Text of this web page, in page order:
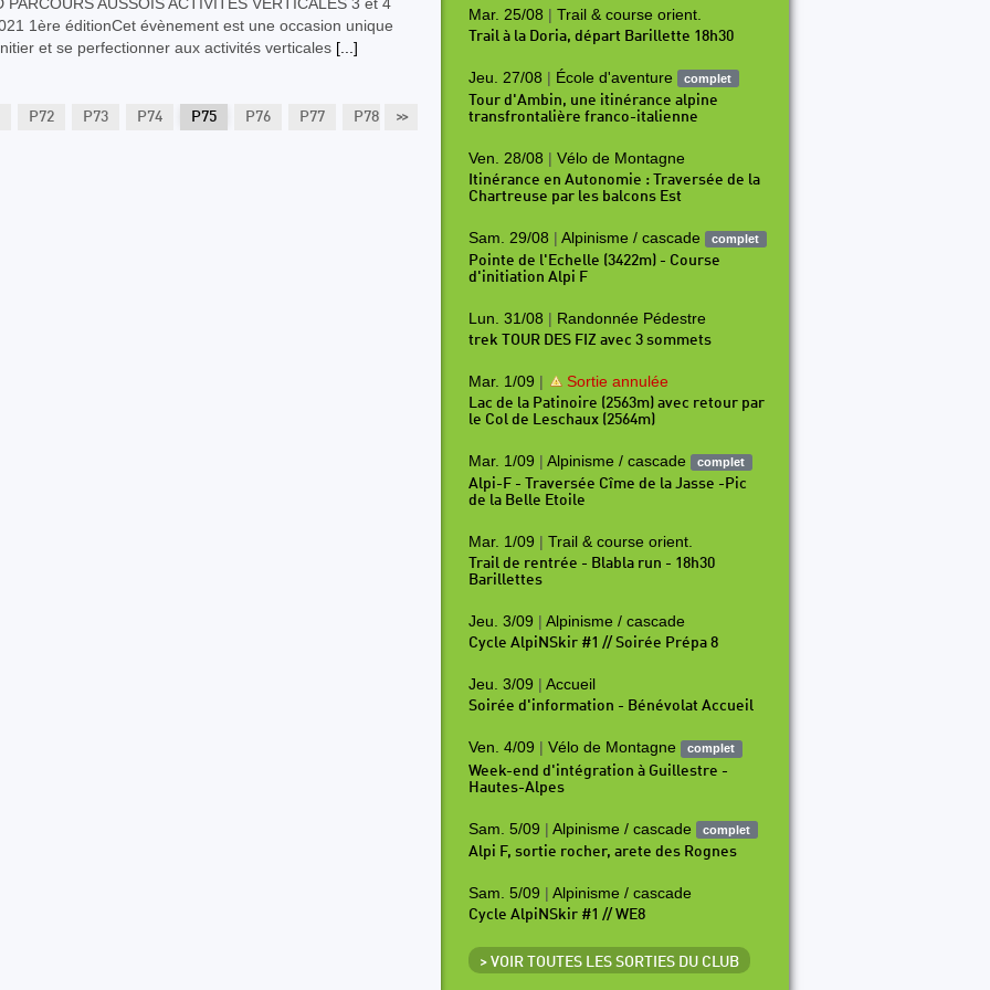
1ère éditionCet évènement est une occasion unique
et se perfectionner aux activités verticales [...]
>>
P72 P73 P74 P75 P76 P77 P78 P79 P80 P81 P82 P83 P84
Mar. 25/08 | Trail & course orient.
Trail à la Doria, départ Barillette 18h30
Jeu. 27/08 | École d'aventure complet
Tour d'Ambin, une itinérance alpine
transfrontalière franco-italienne
Ven. 28/08 | Vélo de Montagne
Itinérance en Autonomie : Traversée de la
Chartreuse par les balcons Est
Sam. 29/08 | Alpinisme / cascade complet
Pointe de l'Echelle (3422m) - Course
d'initiation Alpi F
Lun. 31/08 | Randonnée Pédestre
trek TOUR DES FIZ avec 3 sommets
Mar. 1/09 | Sortie annulée
Lac de la Patinoire (2563m) avec retour par
le Col de Leschaux (2564m)
Mar. 1/09 | Alpinisme / cascade complet
Alpi-F - Traversée Cîme de la Jasse -Pic
de la Belle Etoile
Mar. 1/09 | Trail & course orient.
Trail de rentrée - Blabla run - 18h30
Barillettes
Jeu. 3/09 | Alpinisme / cascade
Cycle AlpiNSkir #1 // Soirée Prépa 8
Jeu. 3/09 | Accueil
Soirée d'information - Bénévolat Accueil
Ven. 4/09 | Vélo de Montagne complet
Week-end d'intégration à Guillestre -
Hautes-Alpes
Sam. 5/09 | Alpinisme / cascade complet
Alpi F, sortie rocher, arete des Rognes
Sam. 5/09 | Alpinisme / cascade
Cycle AlpiNSkir #1 // WE8
> VOIR TOUTES LES SORTIES DU CLUB